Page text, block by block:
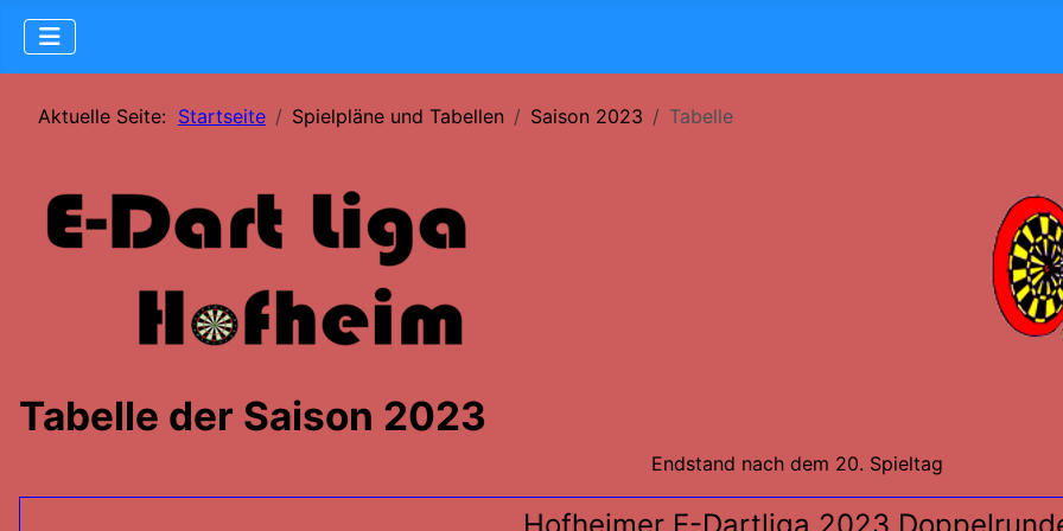
Aktuelle Seite: Startseite Spielpläne und Tabellen Saison 2023 Tabelle
Tabelle der Saison 2023
Endstand nach dem 20. Spieltag